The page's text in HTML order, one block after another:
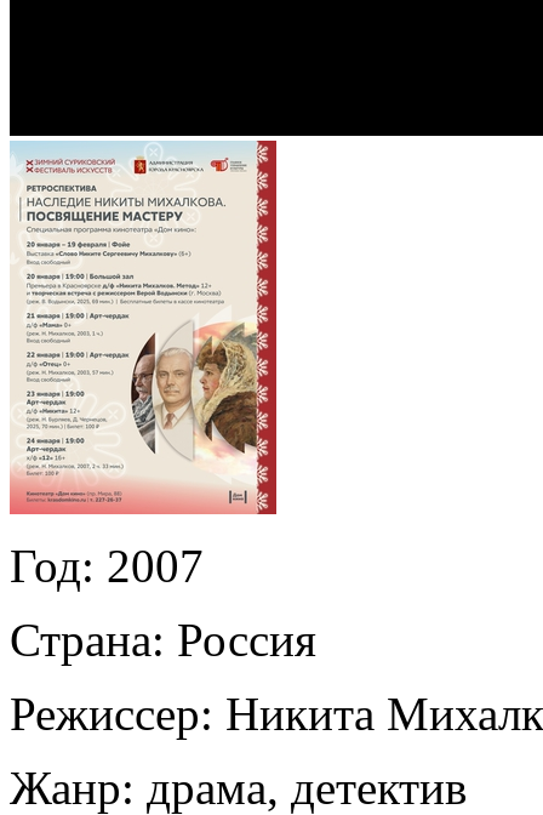
Год: 2007
Страна: Россия
Режиссер: Никита
Жанр: драма, детектив